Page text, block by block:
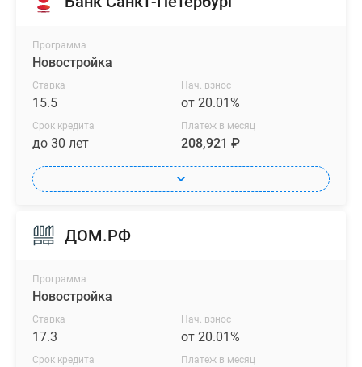
Программа
Новостройка
Ставка
15.5
Нач. взнос
от 20.01%
Срок кредита
до 30 лет
Платеж в месяц
208,921 ₽
ДОМ.РФ
Программа
Новостройка
Ставка
17.3
Нач. взнос
от 20.01%
Срок кредита Платеж в месяц